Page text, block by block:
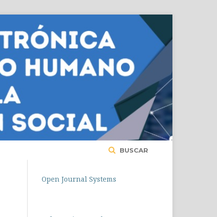
BUSCAR
Open Journal Systems